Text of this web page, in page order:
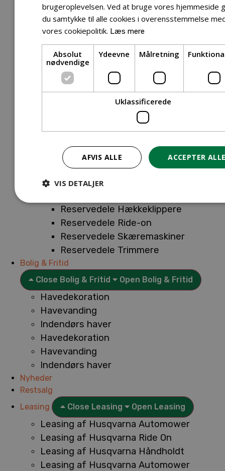
Tilbehør Havetraktor
Tilbehør Hækkeklippere
Tilbehør Motorsav
Tilbehør Kæder
Tilbehør Sværd
Tilbehør Rengøringsmaskiner
Tilbehør Robotplæneklipper
Tilbehør Walk Behind
Reservedele Løvblæsere
Reservedele Motorsave
Reservedele Plæneklippere
Reservedele Hækkeklippere
Reservedele Ride-on
Reservedele Skæremaskiner
Reservedele Trimmere
Bolig & Fritid
Close Bolig & Fritid
Open Bolig & Fritid
Havedekoration
Havevanding
Indendørs haver
Havedekoration
Havevanding
Indendørs haver
Nyheder
Restsalg
Leasing
Close Leasing Open Leasing
Leasing af Husqvarna Automower
Leasing af Husqvarna Ride On
Leasing af Husqvarna Håndholdt
Leasing af Husqvarna Automower
brugeroplevelsen. Ved at bruge vores hjemmeside
du samtykke til alle cookies i overensstemmelse
vores cookiepolitik. Læs mere
Absolut
nødvendige
Ydeevne Målretning
Uklassificerede
ACCEPTER
AFVIS ALLE
VIS DETALJER